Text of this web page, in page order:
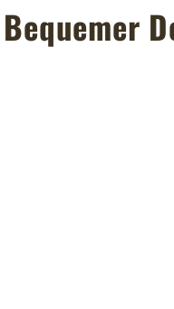
Bequemer